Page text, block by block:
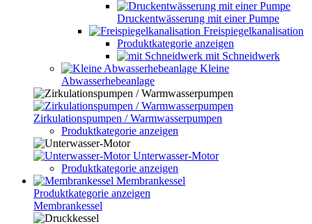
Druckentwässerung mit einer Pumpe
Freispiegelkanalisation
Produktkategorie anzeigen
mit Schneidwerk
Kleine
Abwasserhebeanlage
Zirkulationspumpen / Warmwasserpumpen
Produktkategorie anzeigen
Unterwasser-Motor
Produktkategorie anzeigen
Membrankessel
Produktkategorie anzeigen
Membrankessel